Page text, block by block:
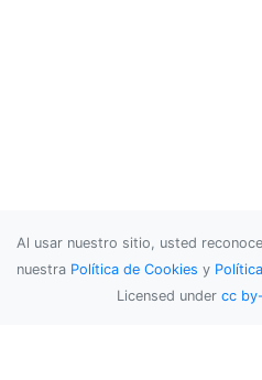
Al usar nuestro sitio, usted
nuestra Política de Cookies y
Licensed under cc